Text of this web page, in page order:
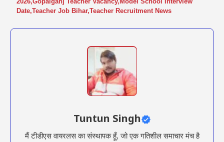
Date,Teacher Job Bihar,Teacher Recruitment News
Tuntun Singh
मैं टीडीएस वायरलस का संस्थापक हूँ, जो एक गतिशील समाचार मंच है